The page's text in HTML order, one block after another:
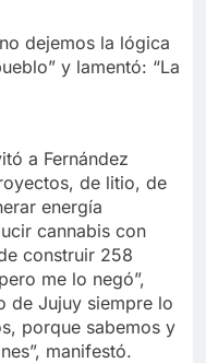
dejemos la lógica
y lamentó: “La
a Fernández
de litio, de
energía
cannabis con
construir 258
me lo negó”,
de Jujuy siempre lo
porque sabemos y
manifestó.